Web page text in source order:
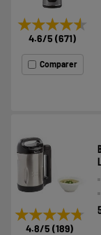
★★★★★
★★★★★
4.6/5 (671)
Comparer
★★★★★
★★★★★
4.8/5 (189)